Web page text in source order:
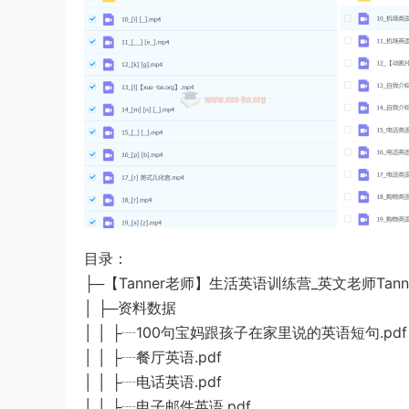
目录：
├─【Tanner老师】生活英语训练营_英文老师
│ ├─资料数据
│ │ ├┈100句宝妈跟孩子在家里说的英语短句.pdf
│ │ ├┈餐厅英语.pdf
│ │ ├┈电话英语.pdf